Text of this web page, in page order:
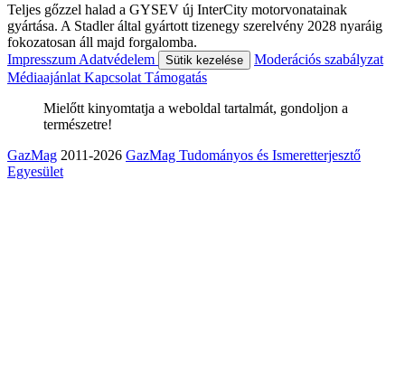
Teljes gőzzel halad a GYSEV új InterCity motorvonatainak
gyártása. A Stadler által gyártott tizenegy szerelvény 2028 nyaráig
fokozatosan áll majd forgalomba.
Impresszum Adatvédelem Sütik kezelése
Moderációs szabályzat
Médiaajánlat Kapcsolat Támogatás
Mielőtt kinyomtatja a weboldal tartalmát, gondoljon a
természetre!
GazMag 2011-2026 GazMag Tudományos és Ismeretterjesztő
Egyesület